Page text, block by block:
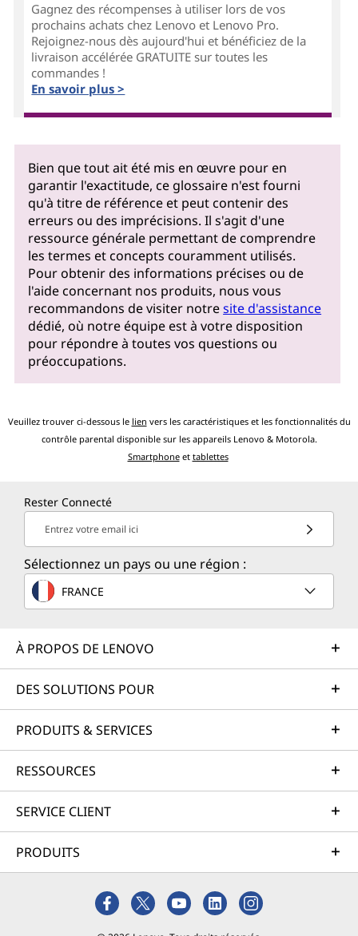
Gagnez des récompenses à utiliser lors de vos
prochains achats chez Lenovo et Lenovo Pro.
Rejoignez-nous dès aujourd'hui et bénéficiez de la
livraison accélérée GRATUITE sur toutes les
commandes !
En savoir plus >
Bien que tout ait été mis en œuvre pour en
garantir l'exactitude, ce glossaire n'est fourni
qu'à titre de référence et peut contenir des
erreurs ou des imprécisions. Il s'agit d'une
ressource générale permettant de comprendre
les termes et concepts couramment utilisés.
Pour obtenir des informations précises ou de
l'aide concernant nos produits, nous vous
recommandons de visiter notresite d'assistance
dédié, où notre équipe est à votre disposition
pour répondre à toutes vos questions ou
préoccupations.
Veuillez trouver ci-dessous le lien vers les caractéristiques et les fonctionnalités du
contrôle parental disponible sur les appareils Lenovo & Motorola.
Smartphoneet tablettes
Rester Connecté
Entrez votre email ici
Sélectionnez un pays ou une région :
FRANCE
À PROPOS DE LENOVO
DES SOLUTIONS POUR
PRODUITS & SERVICES
RESSOURCES
SERVICE CLIENT
PRODUITS